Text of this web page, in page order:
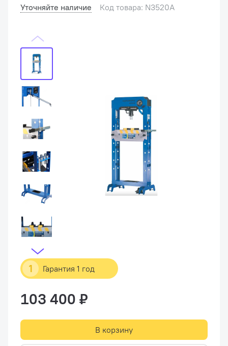
1 Гарантия 1 год
Уточняйте наличие Код товара: N3520A
103 400 ₽
В корзину